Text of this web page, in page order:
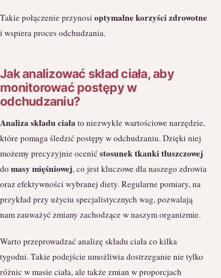
Takie połączenie przynosi optymalne korzyści zdrowotne
i wspiera proces odchudzania.
Jak analizować skład ciała, aby
monitorować postępy w
odchudzaniu?
Analiza składu ciała to niezwykle wartościowe narzędzie,
które pomaga śledzić postępy w odchudzaniu. Dzięki niej
możemy precyzyjnie ocenić stosunek tkanki tłuszczowej
do masy mięśniowej, co jest kluczowe dla naszego zdrowia
oraz efektywności wybranej diety. Regularne pomiary, na
przykład przy użyciu specjalistycznych wag, pozwalają
nam zauważyć zmiany zachodzące w naszym organizmie.
Warto przeprowadzać analizę składu ciała co kilka
tygodni. Takie podejście umożliwia dostrzeganie nie tylko
różnic w masie ciała, ale także zmian w proporcjach